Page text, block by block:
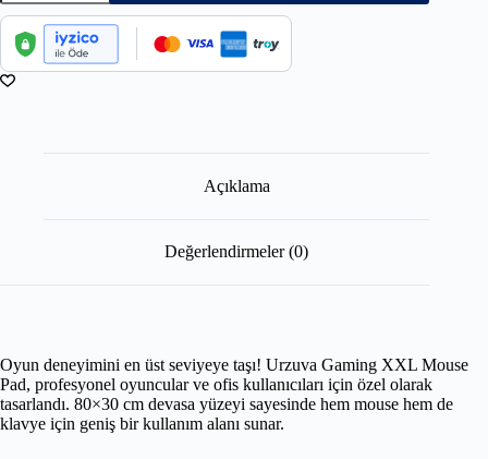
Açıklama
Değerlendirmeler (0)
Oyun deneyimini en üst seviyeye taşı! Urzuva Gaming XXL Mouse
Pad, profesyonel oyuncular ve ofis kullanıcıları için özel olarak
tasarlandı. 80×30 cm devasa yüzeyi sayesinde hem mouse hem de
klavye için geniş bir kullanım alanı sunar.